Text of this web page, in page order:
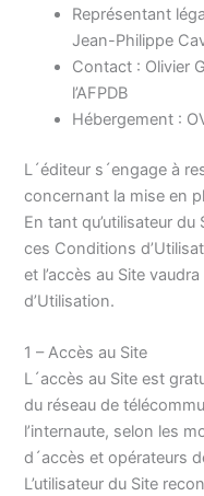
Représentant
Jean-Philippe
Contact : Olivier
l’AFPDB
Hébergement :
L´éditeur s´engage à
concernant la mise en
En tant qu’utilisateur
ces Conditions
et l’accès au Site
d’Utilisation.
1 – Accès au Site
L´accès au Site est
du réseau de
l’internaute, selon les
d´accès et opérateurs
L’utilisateur du Site